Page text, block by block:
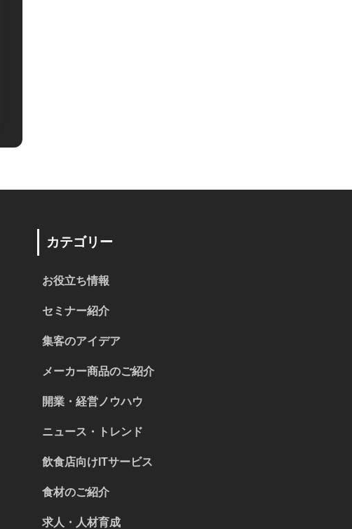
カテゴリー
お役立ち情報
セミナー紹介
集客のアイデア
メーカー商品のご紹介
開業・経営ノウハウ
ニュース・トレンド
飲食店向けITサービス
食材のご紹介
求人・人材育成